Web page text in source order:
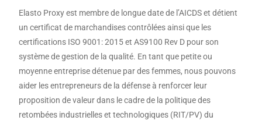
Elasto Proxy est membre de longue date de l’AICDS et détient
un certificat de marchandises contrôlées ainsi que les
certifications ISO 9001: 2015 et AS9100 Rev D pour son
système de gestion de la qualité. En tant que petite ou
moyenne entreprise détenue par des femmes, nous pouvons
aider les entrepreneurs de la défense à renforcer leur
proposition de valeur dans le cadre de la politique des
retombées industrielles et technologiques (RIT/PV) du